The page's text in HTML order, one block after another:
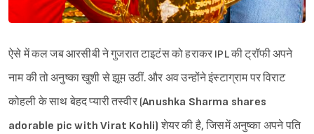
ऐसे में कल जब आरसीबी ने गुजरात टाइटंस को हराकर IPL की ट्रॉफी अपने
नाम की तो अनुष्का खुशी से झूम उठीं. और अव उन्होंने इंस्टाग्राम पर विराट
कोहली के साथ बेहद प्यारी तस्वीर (Anushka Sharma shares
adorable pic with Virat Kohli) शेयर की है, जिसमें अनुष्का अपने पति